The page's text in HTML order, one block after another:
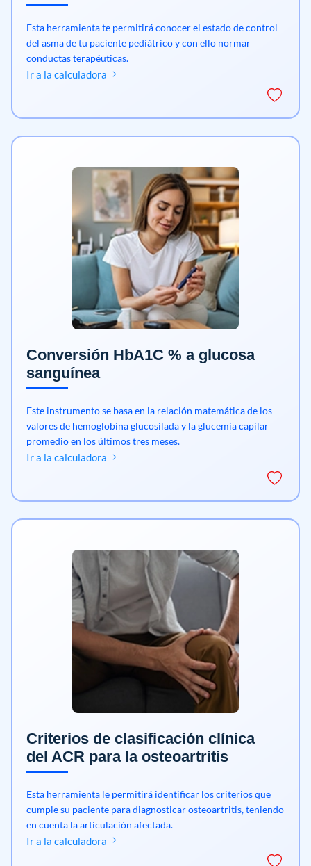
Esta herramienta te permitirá conocer el estado de control
del asma de tu paciente pediátrico y con ello normar
conductas terapéuticas.
Ir a la calculadora
Conversión HbA1C % a glucosa
sanguínea
Este instrumento se basa en la relación matemática de los
valores de hemoglobina glucosilada y la glucemia capilar
promedio en los últimos tres meses.
Ir a la calculadora
Criterios de clasificación clínica
del ACR para la osteoartritis
Esta herramienta le permitirá identificar los criterios que
cumple su paciente para diagnosticar osteoartritis, teniendo
en cuenta la articulación afectada.
Ir a la calculadora